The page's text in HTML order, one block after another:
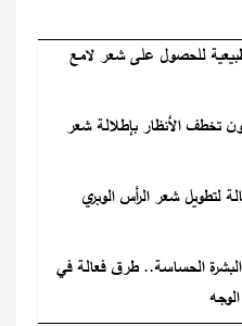
للحصول على شعر لامع
تخطف الأنظار بإطلالة شعر
لتطويل شعر الرأس الوبري
الحساسة.. طرق فعالة في